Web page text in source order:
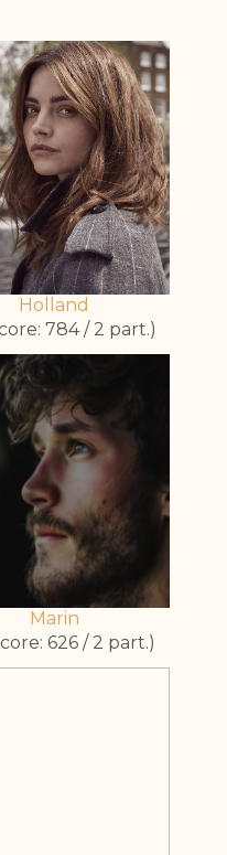
Holland
784 / 2 part.)
Marin
626 / 2 part.)